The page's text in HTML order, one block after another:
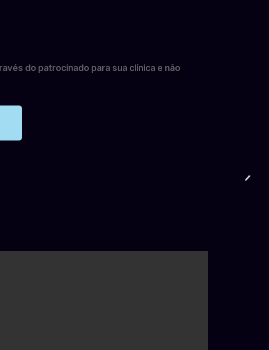
do patrocinado para sua clínica e não